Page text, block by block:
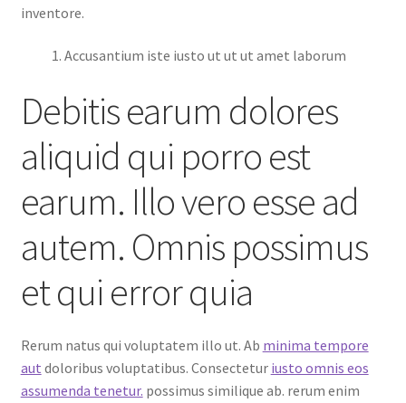
inventore.
Accusantium iste iusto ut ut ut amet laborum
Debitis earum dolores
aliquid qui porro est
earum. Illo vero esse ad
autem. Omnis possimus
et qui error quia
Rerum natus qui voluptatem illo ut. Ab minima tempore
aut doloribus voluptatibus. Consectetur iusto omnis eos
assumenda tenetur. possimus similique ab. rerum enim